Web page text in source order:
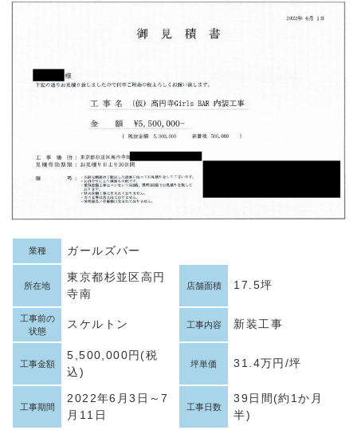
業種 ガールズバー
所在地
東京都杉並区高円
寺南
店舗面積 17.5坪
工事前の
状態
スケルトン 工事内容 新装工事
工事金額
5,500,000円(税
込)
坪単価 31.4万円/坪
工事期間
2022年6月3日～7
月11日
工事日数
39日間(約1か月
半)